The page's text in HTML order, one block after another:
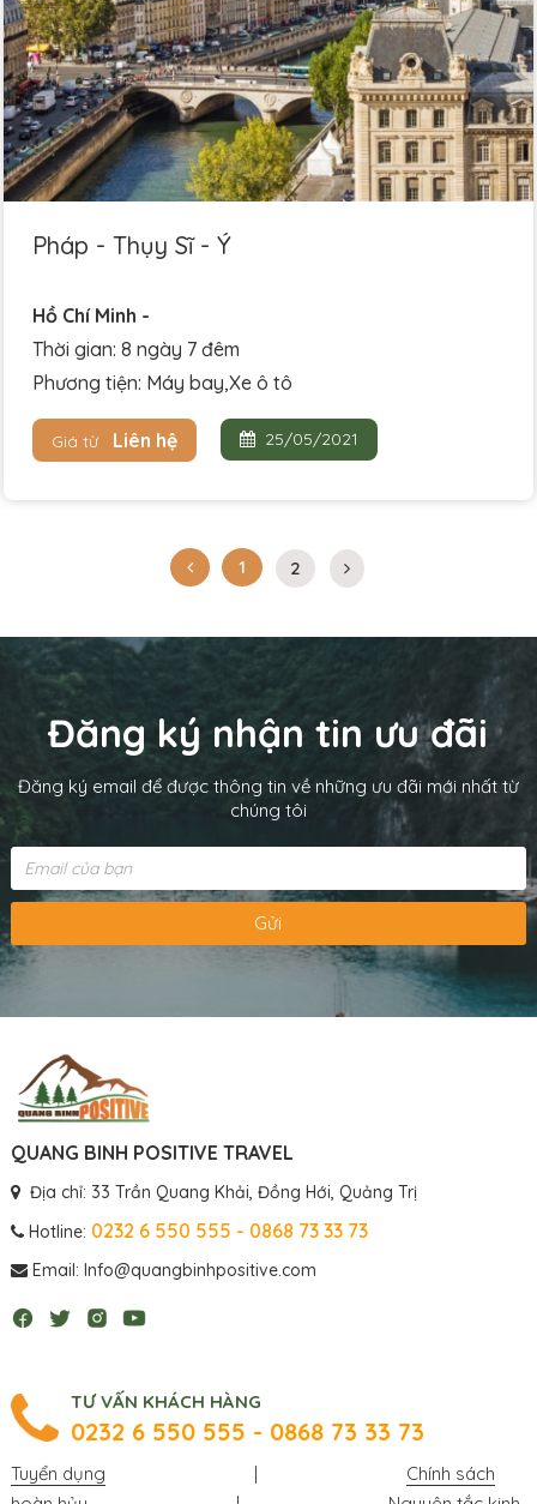
Pháp - Thụy Sĩ - Ý
Hồ Chí Minh -
Thời gian: 8 ngày 7 đêm
Phương tiện: Máy bay,Xe ô tô
Giá từLiên hệ 25/05/2021
1 2
Đăng ký nhận tin ưu đãi
Đăng ký email để được thông tin về những ưu đãi mới nhất từ
chúng tôi
Gửi
QUANG BINH POSITIVE TRAVEL
Địa chỉ: 33 Trần Quang Khải, Đồng Hới, Quảng Trị
Hotline: 0232 6 550 555 - 0868 73 33 73
Email: Info@quangbinhpositive.com
TƯ VẤN KHÁCH HÀNG
0232 6 550 555 - 0868 73 33 73
Tuyển dụng |
Chính sách